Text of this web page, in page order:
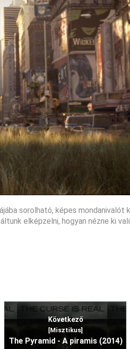
sorolható, képes mondanivalót
elképzelni, hogyan nézne ki
Következő
[Misztikus]
The Pyramid - A piramis (2014)